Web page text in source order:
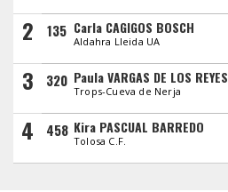
2 135 Carla CAGIGOS BOSCH
Aldahra Lleida UA
3 320 Paula VARGAS DE LOS REYES
Trops-Cueva de Nerja
4 458 Kira PASCUAL BARREDO
Tolosa C.F.